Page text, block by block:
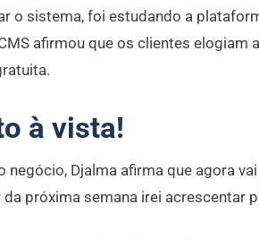
o sistema, foi estudando a
afirmou que os clientes elogiam
à vista!
negócio, Djalma afirma que agora
próxima semana irei acrescentar